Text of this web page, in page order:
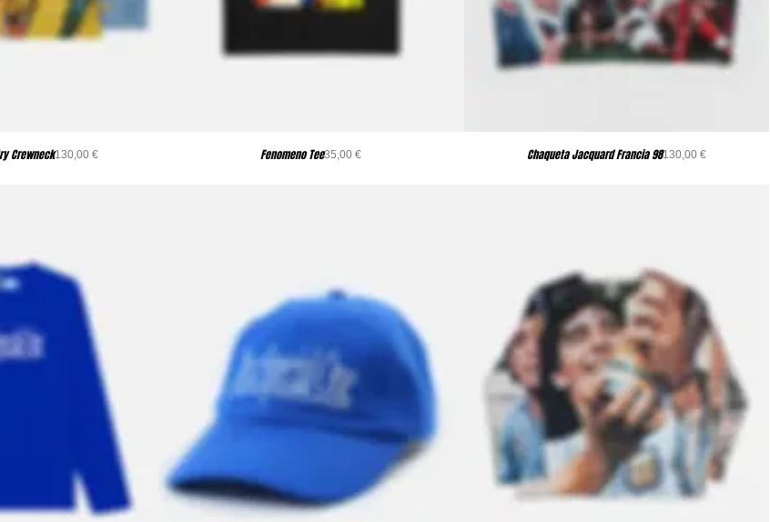
Crewneck Precio
130,00 € Fenomeno Tee Precio
35,00 € Chaqueta Jacquard Francia 98 Precio
130,00 €